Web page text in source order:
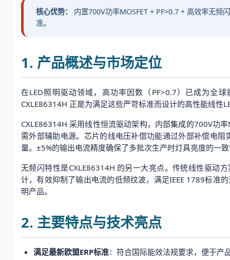
核心优势：
内置700V功率MOSFET + PF>0.7 + 高效率无频
准。
1. 产品概述与市场定位
在LED照明驱动领域，高功率因数（PF>0.7）已成为全
CXLE86314H 正是为满足这些严苛标准而设计的高性能线
CXLE86314H 采用线性恒流驱动架构，内部集成的700V功
需外部辅助电源。芯片的线电压补偿功能通过外部补偿电
量。±5%的输出电流精度确保了多批次生产时灯具亮度的一
无频闪特性是CXLE86314H 的另一大亮点。传统线性驱动
计，有效抑制了输出电流的低频纹波，满足IEEE 1789标准
明产品。
2. 主要特点与技术亮点
满足最新欧盟ERP标准：符合国际能效法规要求，便于产